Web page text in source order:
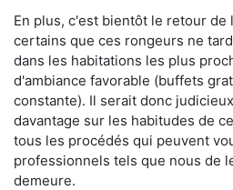
En plus, c'est bientôt le retour de
certains que ces rongeurs ne
dans les habitations les plus
d'ambiance favorable (buffets
constante). Il serait donc
davantage sur les habitudes de
tous les procédés qui peuvent
professionnels tels que nous de
demeure.